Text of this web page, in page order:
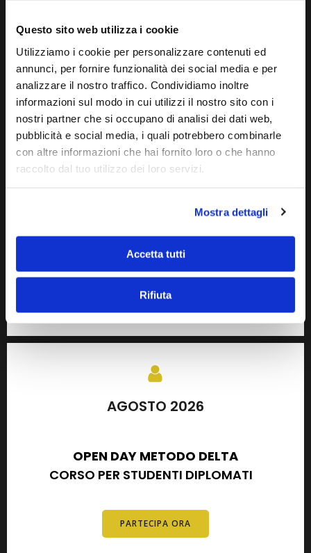
Questo sito web utilizza i cookie
Utilizziamo i cookie per personalizzare contenuti ed
annunci, per fornire funzionalità dei social media e per
analizzare il nostro traffico. Condividiamo inoltre
informazioni sul modo in cui utilizzi il nostro sito con i
nostri partner che si occupano di analisi dei dati web,
pubblicità e social media, i quali potrebbero combinarle
con altre informazioni che hai fornito loro o che hanno
raccolto dal tuo utilizzo dei loro servizi.
Mostra dettagli
Accetta tutti
Rifiuta
OPEN DAY ARCHIMEDE 2027:
Martedì 11Agosto2026
Ore: 18:00
Riservato a:
studenti di 5° anno
con anno di diploma nel 2027
OPEN DAY ARCHIMEDE 2027:
Giovedì 20 Agosto 2026
con anno di diploma nel 2027
AGOSTO 2026
OPEN DAY METODO DELTA
CORSO PER STUDENTI DIPLOMATI
PARTECIPA ORA